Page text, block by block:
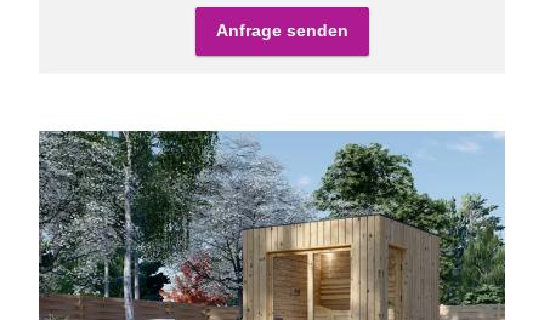
Anfrage senden